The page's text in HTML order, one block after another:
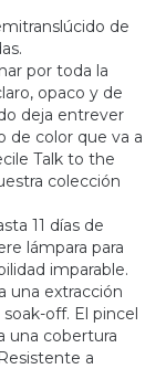
de
por toda la
opaco y de
deja entrever
de color que va a
Talk to the
colección
11 días de
lámpara para
imparable.
una extracción
off. El pincel
una cobertura
a